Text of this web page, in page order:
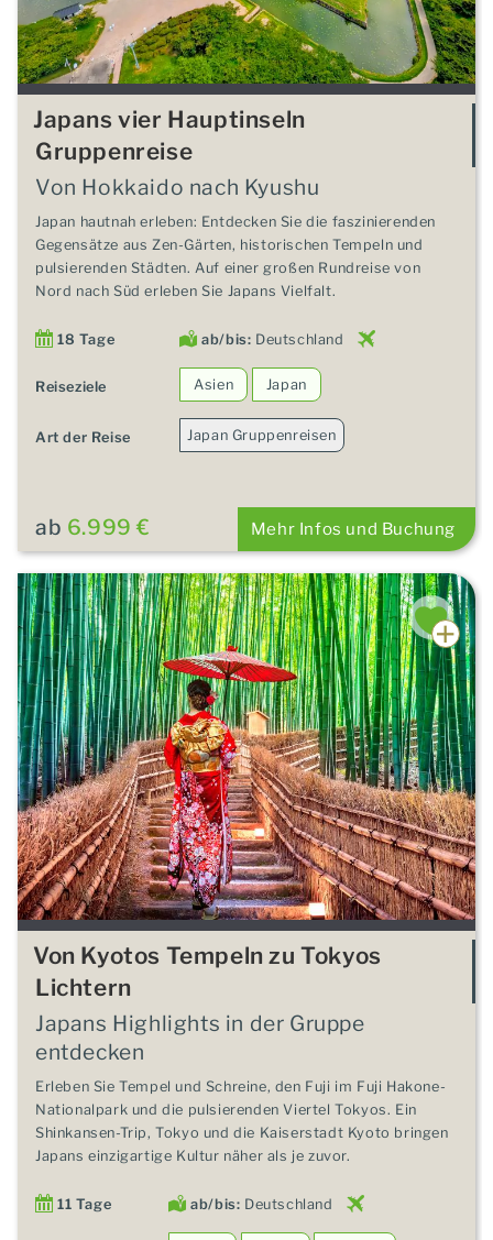
Japans vier Hauptinseln
Gruppenreise
Von Hokkaido nach Kyushu
Japan hautnah erleben: Entdecken Sie die faszinierenden
Gegensätze aus Zen-Gärten, historischen Tempeln und
pulsierenden Städten. Auf einer großen Rundreise von
Nord nach Süd erleben Sie Japans Vielfalt.
18 Tage ab/bis: Deutschland
Reiseziele Asien Japan
Art der Reise Japan Gruppenreisen
ab 6.999 € Mehr Infos und Buchung
Von Kyotos Tempeln zu Tokyos
Lichtern
Japans Highlights in der Gruppe
entdecken
Erleben Sie Tempel und Schreine, den Fuji im Fuji Hakone-
Nationalpark und die pulsierenden Viertel Tokyos. Ein
Shinkansen-Trip, Tokyo und die Kaiserstadt Kyoto bringen
Japans einzigartige Kultur näher als je zuvor.
11 Tage ab/bis: Deutschland